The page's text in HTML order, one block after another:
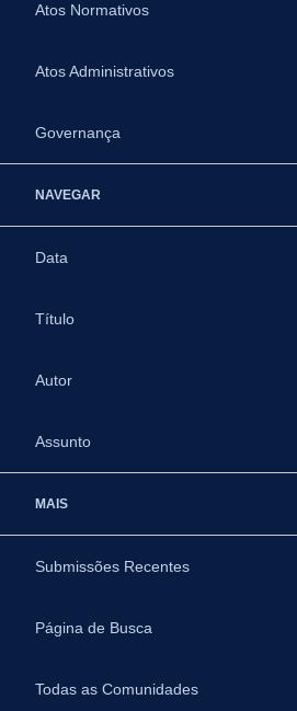
Atos Normativos
Atos Administrativos
Governança
NAVEGAR
Data
Título
Autor
Assunto
MAIS
Submissões Recentes
Página de Busca
Todas as Comunidades